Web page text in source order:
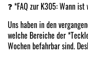
❓ *FAQ zur K305: Wann
Uns haben in den
welche Bereiche der
Wochen befahrbar sind.